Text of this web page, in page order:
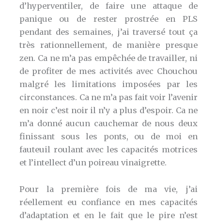
d’hyperventiler, de faire une attaque de
panique ou de rester prostrée en PLS
pendant des semaines, j’ai traversé tout ça
très rationnellement, de manière presque
zen. Ca ne m’a pas empêchée de travailler, ni
de profiter de mes activités avec Chouchou
malgré les limitations imposées par les
circonstances. Ca ne m’a pas fait voir l’avenir
en noir c’est noir il n’y a plus d’espoir. Ca ne
m’a donné aucun cauchemar de nous deux
finissant sous les ponts, ou de moi en
fauteuil roulant avec les capacités motrices
et l’intellect d’un poireau vinaigrette.
Pour la première fois de ma vie, j’ai
réellement eu confiance en mes capacités
d’adaptation et en le fait que le pire n’est